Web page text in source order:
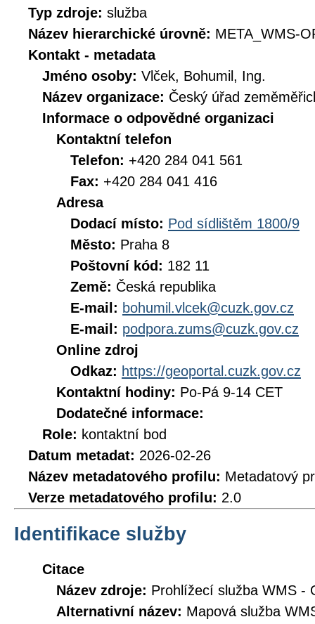
Typ zdroje: služba
Název hierarchické úrovně: META_WMS-
Kontakt - metadata
Jméno osoby: Vlček, Bohumil, Ing.
Název organizace: Český úřad
Informace o odpovědné organizaci
Kontaktní telefon
Telefon: +420 284 041 561
Fax: +420 284 041 416
Adresa
Dodací místo: Pod sídlištěm 1800/9
Město: Praha 8
Poštovní kód: 182 11
Země: Česká republika
E-mail: bohumil.vlcek@cuzk.gov.cz
E-mail: podpora.zums@cuzk.gov.cz
Online zdroj
Odkaz: https://geoportal.cuzk.gov.cz
Kontaktní hodiny: Po-Pá 9-14 CET
Dodatečné informace:
Role: kontaktní bod
Datum metadat: 2026-02-26
Název metadatového profilu: Metadatový
Verze metadatového profilu: 2.0
Identifikace služby
Citace
Název zdroje: Prohlížecí služba WMS -
Alternativní název: Mapová služba